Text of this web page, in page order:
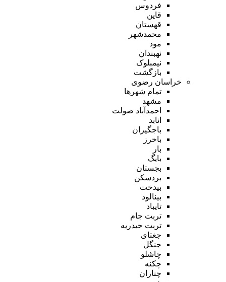
فردوس
قاین
قهستان
محمدشهر
مود
نهبندان
نیمبلوک
بازگشت
خراسان رضوی
تمام شهر‌ها
مشهد
احمدآباد صولت
انابد
باجگیران
باخرز
بار
بایگ
بجستان
بردسکن
بیدخت
بینالود
تایباد
تربت جام
تربت حیدریه
جغتای
جنگل
چاشلو
چکنه
چناران